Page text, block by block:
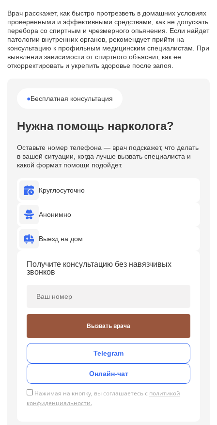
Врач расскажет, как быстро протрезветь в домашних условиях
проверенными и эффективными средствами, как не допускать
перебора со спиртным и чрезмерного опьянения. Если найдет
патологии внутренних органов, рекомендует прийти на
консультацию к профильным медицинским специалистам. При
выявлении зависимости от спиртного объяснит, как ее
откорректировать и укрепить здоровье после запоя.
●Бесплатная консультация
Нужна помощь нарколога?
Оставьте номер телефона — врач подскажет, что делать
в вашей ситуации, когда лучше вызвать специалиста и
какой формат помощи подойдет.
Круглосуточно
Анонимно
Выезд на дом
Получите консультацию без навязчивых
звонков
Вызвать врача
Telegram
Онлайн-чат
Нажимая на кнопку, вы соглашаетесь с политикой
конфиденциальности.